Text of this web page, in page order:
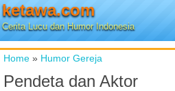
ketawa.com
Cerita Lucu dan Humor Indonesia
Home » Humor Gereja
Pendeta dan Aktor